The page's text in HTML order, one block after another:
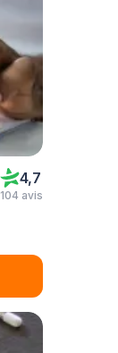
4,7
104 avis